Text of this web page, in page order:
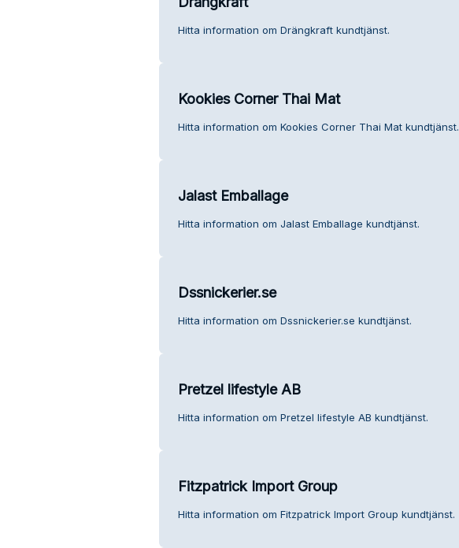
Hitta information om Drängkraft kundtjänst.
Kookies Corner Thai Mat
Hitta information om Kookies Corner Thai Mat kundtjänst.
Jalast Emballage
Hitta information om Jalast Emballage kundtjänst.
Dssnickerier.se
Hitta information om Dssnickerier.se kundtjänst.
Pretzel lifestyle AB
Hitta information om Pretzel lifestyle AB kundtjänst.
Fitzpatrick Import Group
Hitta information om Fitzpatrick Import Group kundtjänst.